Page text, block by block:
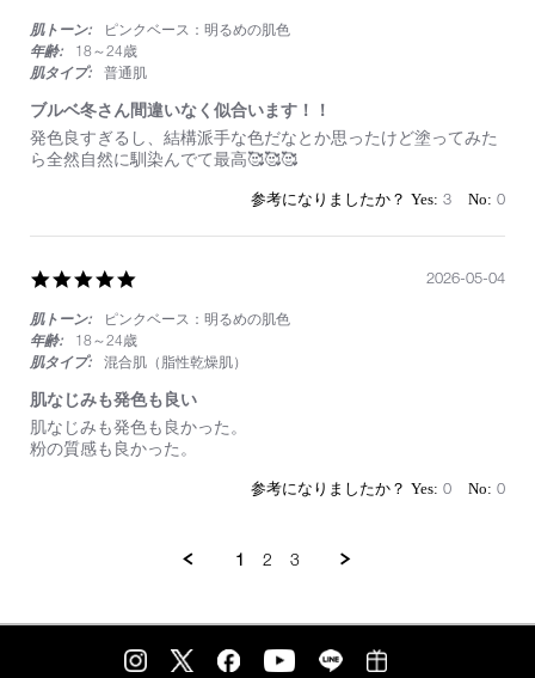
端
な
い
rating
肌トーン:
ピンクベース：明るめの肌色
年齢:
18～24歳
肌タイプ:
普通肌
ブルベ冬さん間違いなく似合います！！
Review
by
2026
review
stating
冬
ん
違
い
な
似
合
い
ま
発色良すぎるし、結構派手な色だなとか思ったけど塗ってみた
ら全然自然に馴染んでて最高🥰🥰🥰
3 0
rating
肌トーン:
ピンクベース：明るめの肌色
年齢:
18～24歳
肌タイプ:
混合肌（脂性乾燥肌）
肌なじみも発色も良い
Review
by
review
stating
良
肌なじみも発色も良かった。
粉の質感も良かった。
2026-05-04
0 0
1 2 3